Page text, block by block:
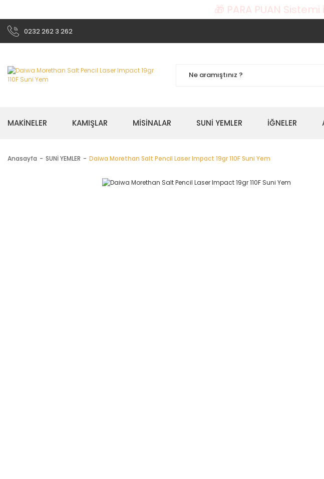
🎁 PARA PUAN Sistemi
0232 262 3 262
MAKİNELER KAMIŞLAR MİSİNALAR SUNİ YEMLER İĞNELER
Anasayfa SUNİ YEMLER Daiwa Morethan Salt Pencil Laser Impact 19gr 110F Suni Yem